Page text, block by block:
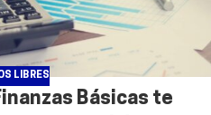
LIBRES
Básicas te